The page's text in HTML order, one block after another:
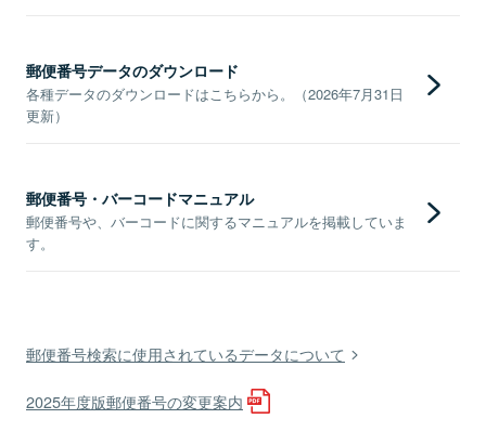
郵便番号データのダウンロード
各種データのダウンロードはこちらから。（2026年7月31日
更新）
郵便番号・バーコードマニュアル
郵便番号や、バーコードに関するマニュアルを掲載していま
す。
郵便番号検索に使用されているデータについて
2025年度版郵便番号の変更案内